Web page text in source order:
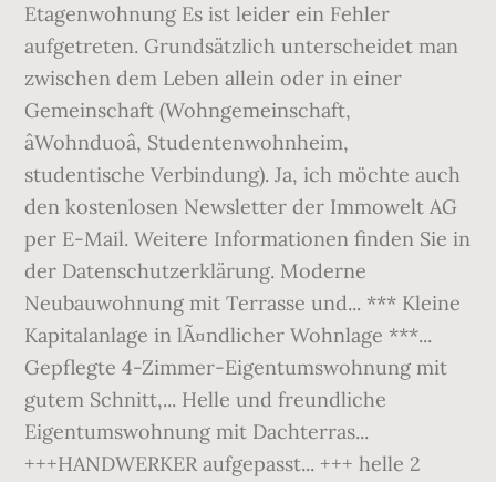
Etagenwohnung Es ist leider ein Fehler
aufgetreten. Grundsätzlich unterscheidet man
zwischen dem Leben allein oder in einer
Gemeinschaft (Wohngemeinschaft,
âWohnduoâ, Studentenwohnheim,
studentische Verbindung). Ja, ich möchte auch
den kostenlosen Newsletter der Immowelt AG
per E-Mail. Weitere Informationen finden Sie in
der Datenschutzerklärung. Moderne
Neubauwohnung mit Terrasse und... *** Kleine
Kapitalanlage in lÃ¤ndlicher Wohnlage ***...
Gepflegte 4-Zimmer-Eigentumswohnung mit
gutem Schnitt,... Helle und freundliche
Eigentumswohnung mit Dachterras...
+++HANDWERKER aufgepasst... +++ helle 2